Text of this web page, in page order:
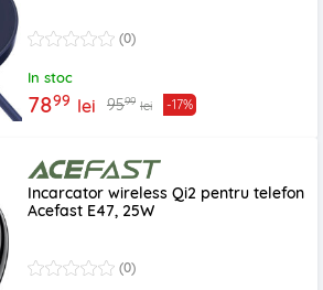
(0)
In stoc
7899 lei 9599 lei -17%
Incarcator wireless Qi2 pentru telefon
Acefast E47, 25W
(0)